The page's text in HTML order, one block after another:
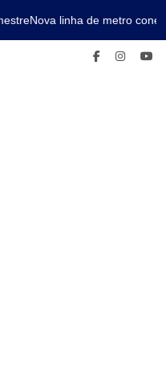
Nova linha de metro